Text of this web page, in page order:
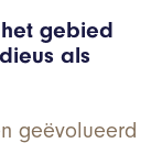
gebied
als
geëvolueerd